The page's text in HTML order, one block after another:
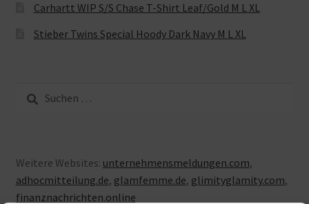
Carhartt WIP S/S Chase T-Shirt Leaf/Gold M L XL
Stieber Twins Special Hoody Dark Navy M L XL
nach:
Weitere Websites: unternehmensmeldungen.com,
adhocmitteilung.de, glamfemme.de, glimityglamity.com,
finanznachrichten.online